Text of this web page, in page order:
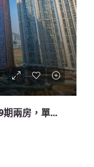
《業主放租免佣：MARINI》康城9期兩房，單邊有露台，中層內園，明廁有窗，不能養寵物，求好租客